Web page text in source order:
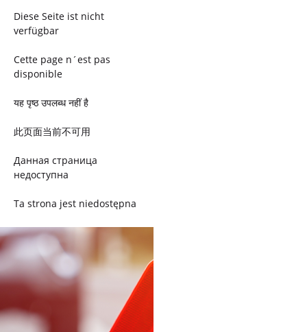
Diese Seite ist nicht
verfügbar
Cette page n´est pas
disponible
यह पृष्ठ उपलब्ध नहीं है
此页面当前不可用
Данная страница
недоступна
Ta strona jest niedostępna
Trang này không có
Esta página não está
disponível
このページは現在利用できま
せん